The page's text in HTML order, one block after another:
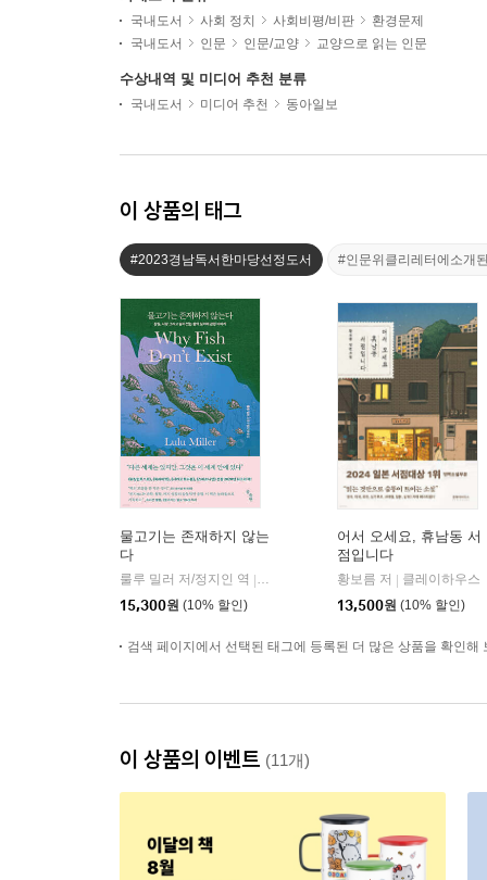
국내도서 사회 정치 사회비평/비판
환경문제
국내도서
인문 인문/교양 교양으로 읽는 인문
수상내역 및 미디어 추천 분류
국내도서 미디어 추천 동아일보
이 상품의 태그
#2023경남독서한마당선정도서 #인문위클리레터에소개
물고기는 존재하지 않는
다
룰루 밀러 저/정지인 역
곰출판
15,300원 (10% 할인)
어서 오세요, 휴남동 서
점입니다
황보름 저
클레이하우스
13,500원 (10% 할인)
검색 페이지에서 선택된 태그에 등록된 더 많은 상품을 확인해
이 상품의 이벤트 (11개)